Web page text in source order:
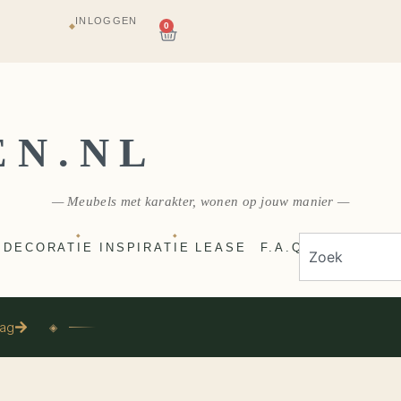
◆INLOGGEN 0
— Meubels met karakter, wonen op jouw manier —
DECORATIE
◆
INSPIRATIE
◆
LEASE F.A.Q
◈